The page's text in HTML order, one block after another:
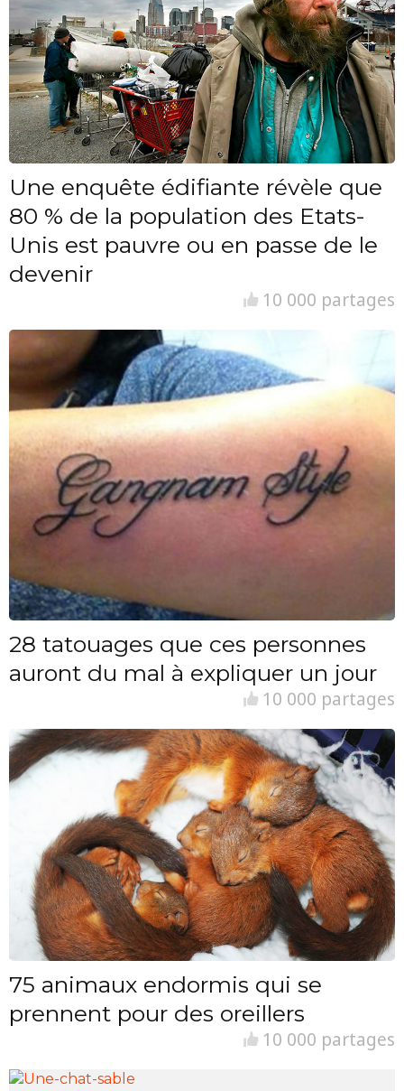
Une enquête édifiante révèle que
80 % de la population des Etats-
Unis est pauvre ou en passe de le
devenir
10 000 partages
28 tatouages que ces personnes
auront du mal à expliquer un jour
10 000 partages
75 animaux endormis qui se
prennent pour des oreillers
10 000 partages